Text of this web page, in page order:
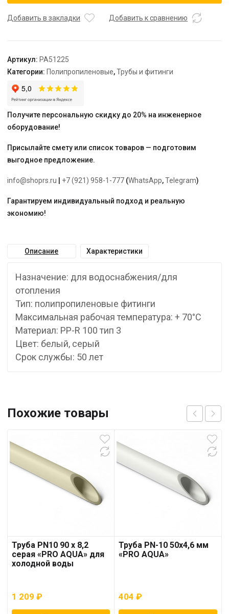
"PRO
Добавить в закладки Добавить к сравнению
Артикул: PA51225
Категории: Полипропиленовые,Трубы и фитинги
Получите персональную скидку до 20% на инженерное
оборудование!
Присылайте смету или список товаров — подготовим
выгодное предложение.
info@shoprs.ru +7 (921) 958-1-777 (WhatsApp,Telegram)
Гарантируем индивидуальный подход и реальную
экономию!
Описание Характеристики
Назначение: для водоснабжения/для
отопления
Тип: полипропиленовые фитинги
Максимальная рабочая температура: + 70°С
Материал: PP-R 100 тип 3
Цвет: белый, серый
Срок службы: 50 лет
Похожие товары
Труба PN10 90 x 8,2
серая «PRO AQUA» для
холодной воды
1 209 ₽
Труба PN-10 50х4,6 мм
«PRO AQUA»
404₽